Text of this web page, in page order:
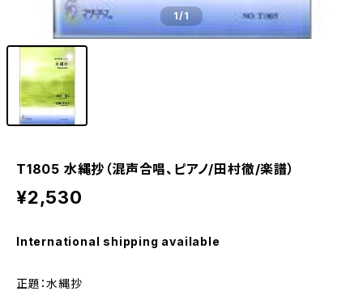
1/1
T1805 水縄抄（混声合唱、ピアノ/田村徹/楽譜）
¥2,530
International shipping available
正題：水縄抄